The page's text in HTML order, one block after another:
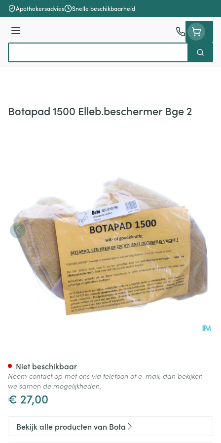
Ga naar de inhoud
Apothekersadvies Snelle beschikbaarheid
Menu
Product, merk, categorie...
Zoek
Botapad 1500 Elleb.beschermer Bge 2
€ 27,00
Niet beschikbaar
Neem contact op met ons via telefoon of e-mail, dan bekijken
we samen de mogelijkheden.
Bekijk alle producten van Bota